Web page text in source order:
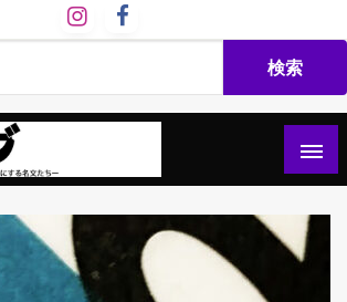
そこから自由にする名文たち